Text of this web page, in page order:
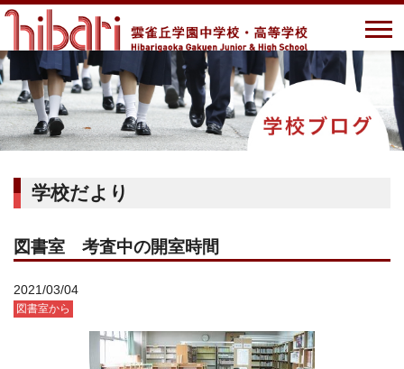
学校だより
図書室 考査中の開室時間
2021/03/04
図書室から